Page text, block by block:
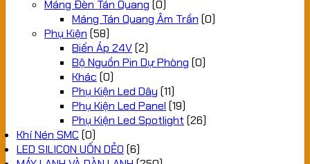
Máng Đèn Tán Quang (0)
Máng Tán Quang Âm Trần (0)
Phụ Kiện (58)
Biến Áp 24V(2)
Bộ Nguồn Pin Dự Phòng (0)
Khác (0)
Phụ Kiện Led Dây (11)
Phụ Kiện Led Panel (19)
Phụ Kiện Led Spotlight (26)
Khí Nén SMC (0)
LED SILICON UỐN DẺO (6)